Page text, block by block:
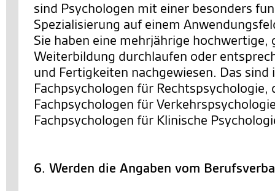
sind Psychologen mit einer besonders
Spezialisierung auf einem
Sie haben eine mehrjährige hochwertige,
Weiterbildung durchlaufen oder
und Fertigkeiten nachgewiesen. Das sind
Fachpsychologen für Rechtspsychologie,
Fachpsychologen für
Fachpsychologen für Klinische
6. Werden die Angaben vom